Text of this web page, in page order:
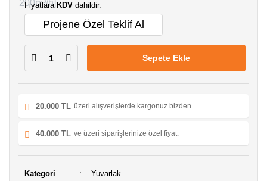
Fiyatlara KDV dahildir.
Projene Özel Teklif Al
Sepete Ekle
20.000 TL üzeri alışverişlerde kargonuz bizden.
40.000 TL ve üzeri siparişlerinize özel fiyat.
Kategori
Yuvarlak